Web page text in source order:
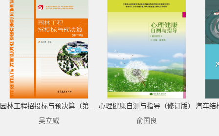
园林工程招投标与预决算（第二版）
吴立威
心理健康自测与指导（修订版）
俞国良